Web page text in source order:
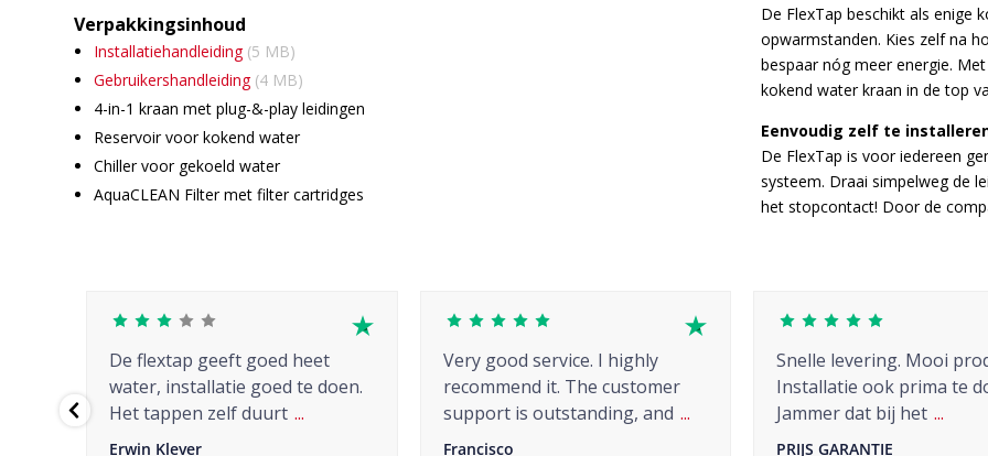
Verpakkingsinhoud
Installatiehandleiding (5 MB)
Gebruikershandleiding (4 MB)
4-in-1 kraan met plug-&-play leidingen
Reservoir voor kokend water
Chiller voor gekoeld water
AquaCLEAN Filter met filter cartridges
De FlexTap beschikt als enige
opwarmstanden. Kies zelf na
bespaar nóg meer energie.
kokend water kraan in de top
Eenvoudig zelf te
De FlexTap is voor iedereen
systeem. Draai simpelweg de
het stopcontact! Door de
De flextap geeft goed heet
water, installatie goed te doen.
Het tappen zelf duurt ...
Erwin Klever
Very good service. I highly
recommend it. The customer
support is outstanding, and ...
Francisco
Snelle levering. Mooi
Installatie ook prima te
Jammer dat bij het ...
PRIJS GARANTIE